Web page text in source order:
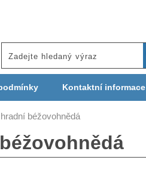
Kontaktní informace
béžovohnědá